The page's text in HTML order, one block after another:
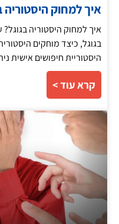
איך למחוק היסטוריה
איך למחוק היסטוריה
בגוגל, כיצד מוחקים
היסטוריית חיפושים אישית
קרא עוד >